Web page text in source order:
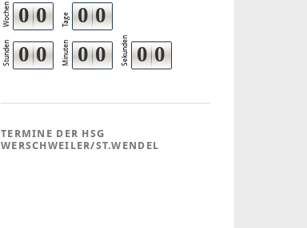
Wochen 0 0 Tage 0 0
Stunden 0 0 Minuten 0 0 Sekunden 0 0
TERMINE DER HSG
WERSCHWEILER/ST.WENDEL